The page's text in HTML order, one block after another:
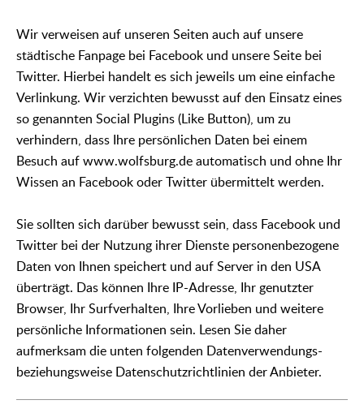
Wir verweisen auf unseren Seiten auch auf unsere
städtische Fanpage bei Facebook und unsere Seite bei
Twitter. Hierbei handelt es sich jeweils um eine einfache
Verlinkung. Wir verzichten bewusst auf den Einsatz eines
so genannten Social Plugins (Like Button), um zu
verhindern, dass Ihre persönlichen Daten bei einem
Besuch auf www.wolfsburg.de automatisch und ohne Ihr
Wissen an Facebook oder Twitter übermittelt werden.
Sie sollten sich darüber bewusst sein, dass Facebook und
Twitter bei der Nutzung ihrer Dienste personenbezogene
Daten von Ihnen speichert und auf Server in den USA
überträgt. Das können Ihre IP-Adresse, Ihr genutzter
Browser, Ihr Surfverhalten, Ihre Vorlieben und weitere
persönliche Informationen sein. Lesen Sie daher
aufmerksam die unten folgenden Datenverwendungs-
beziehungsweise Datenschutzrichtlinien der Anbieter.